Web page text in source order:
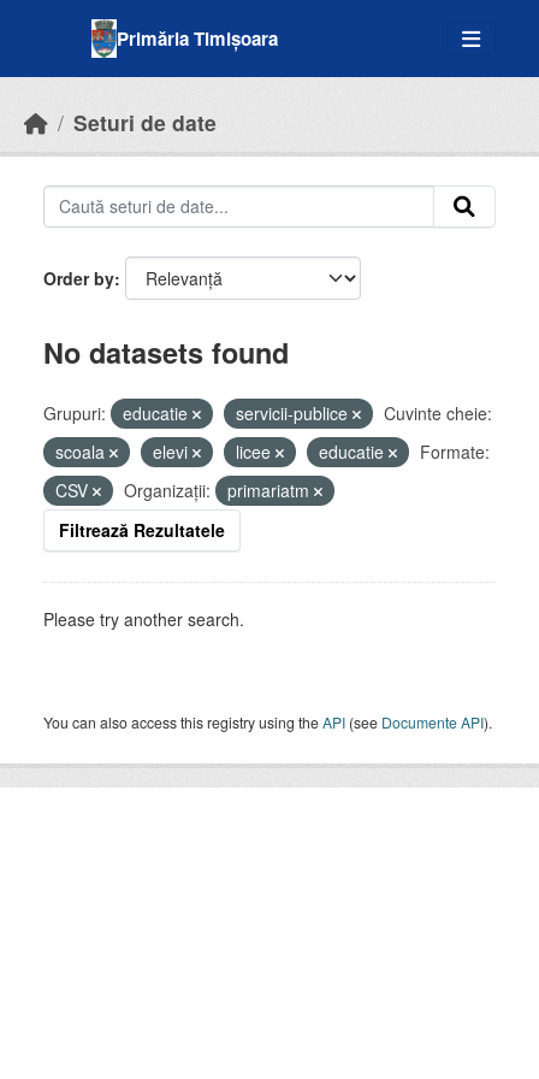
Primăria Timișoara
Seturi de date
Order by
No datasets found
Grupuri: educatie servicii-publice
Cuvinte cheie:
scoala
elevi licee educatie
Formate:
CSV
Organizații:
primariatm
Filtrează Rezultatele
Please try another search.
You can also access this registry using theAPI (see Documente API).